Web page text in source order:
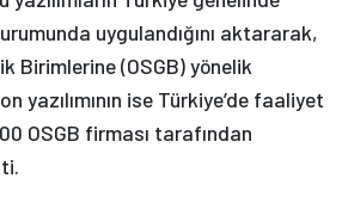
uygulandığını aktararak,
Birimlerine (OSGB) yönelik
yazılımının ise Türkiye’de faaliyet
OSGB firması tarafından